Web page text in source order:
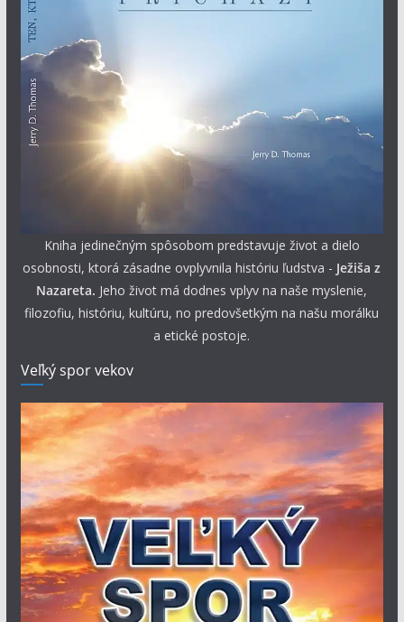
Kniha jedinečným spôsobom predstavuje život a dielo
osobnosti, ktorá zásadne ovplyvnila históriu ľudstva - Ježiša z
Nazareta. Jeho život má dodnes vplyv na naše myslenie,
filozofiu, históriu, kultúru, no predovšetkým na našu morálku
a etické postoje.
Veľký spor vekov